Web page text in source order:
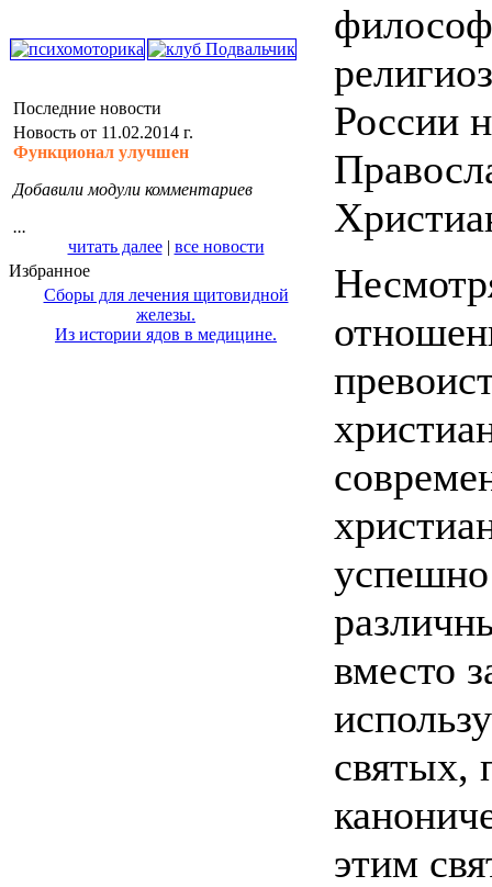
Последние новости
Новость от 11.02.2014 г.
Функционал улучшен
Добавили модули комментариев
...
читать далее| все новости
Избранное
Сборы для лечения щитовидной
железы.
Из истории ядов в медицине.
России
вместо
святых,
этим